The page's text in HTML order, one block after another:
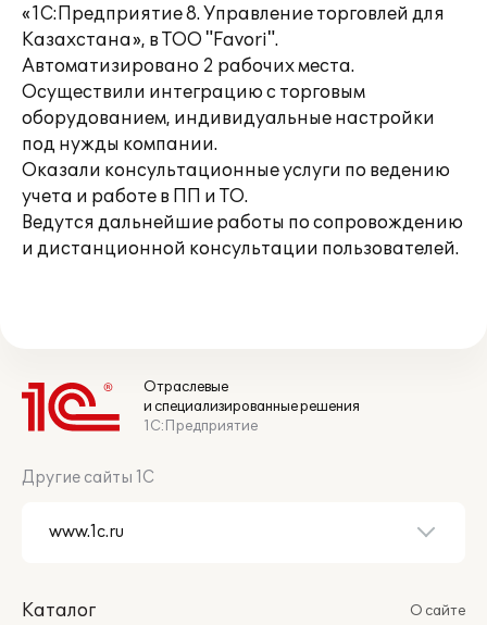
«1С:Предприятие 8. Управление торговлей для
Казахстана», в ТОО "Favori".
Автоматизировано 2 рабочих места.
Осуществили интеграцию с торговым
оборудованием, индивидуальные настройки
под нужды компании.
Оказали консультационные услуги по ведению
учета и работе в ПП и ТО.
Ведутся дальнейшие работы по сопровождению
и дистанционной консультации пользователей.
Отраслевые
и специализированные решения
1С:Предприятие
Другие сайты 1С
Каталог
О сайте